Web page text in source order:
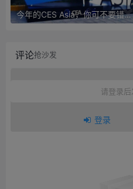
今年的CES Asia，你可不要错过这些自动驾驶看点
评论抢沙发
请登录
登录